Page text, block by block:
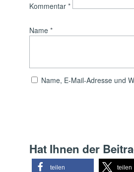
Kommentar*
Name*
Name, E-Mail-Adresse und
Hat Ihnen der
teilen teilen